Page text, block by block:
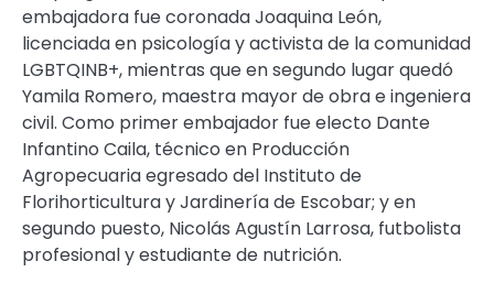
embajadora fue coronada Joaquina León,
licenciada en psicología y activista de la comunidad
LGBTQINB+, mientras que en segundo lugar quedó
Yamila Romero, maestra mayor de obra e ingeniera
civil. Como primer embajador fue electo Dante
Infantino Caila, técnico en Producción
Agropecuaria egresado del Instituto de
Florihorticultura y Jardinería de Escobar; y en
segundo puesto, Nicolás Agustín Larrosa, futbolista
profesional y estudiante de nutrición.